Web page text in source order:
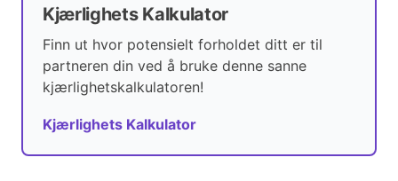
Kjærlighets Kalkulator
Finn ut hvor potensielt forholdet ditt er til
partneren din ved å bruke denne sanne
kjærlighetskalkulatoren!
Kjærlighets Kalkulator